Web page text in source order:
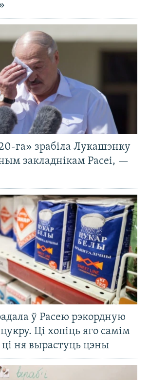
га» зрабіла Лукашэнку
закладнікам Расеі, —
ў Расею рэкордную
Ці хопіць яго самім
ці ня вырастуць цэны